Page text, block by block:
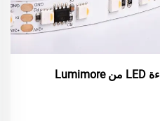
لماذا يجب اختيار شرائح الإضاءة LED من Lumimore